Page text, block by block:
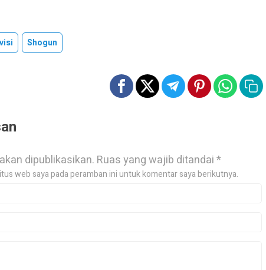
Shogun
dipublikasikan. Ruas yang wajib ditandai*
web saya pada peramban ini untuk komentar saya berikutnya.